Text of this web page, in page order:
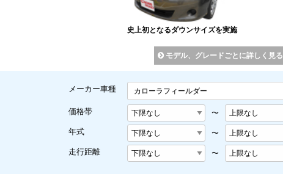
史上初となるダウンサイズを実施
モデル、グレードごとに詳しく見る
メーカー車種 カローラフィールダー
価格帯 〜
年式 〜
走行距離 〜